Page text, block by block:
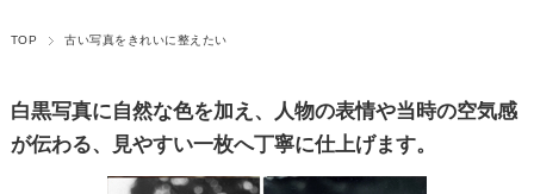
TOP 古い写真をきれいに整えたい
白黒写真に自然な色を加え、人物の表情や当時の空気感
が伝わる、見やすい一枚へ丁寧に仕上げます。